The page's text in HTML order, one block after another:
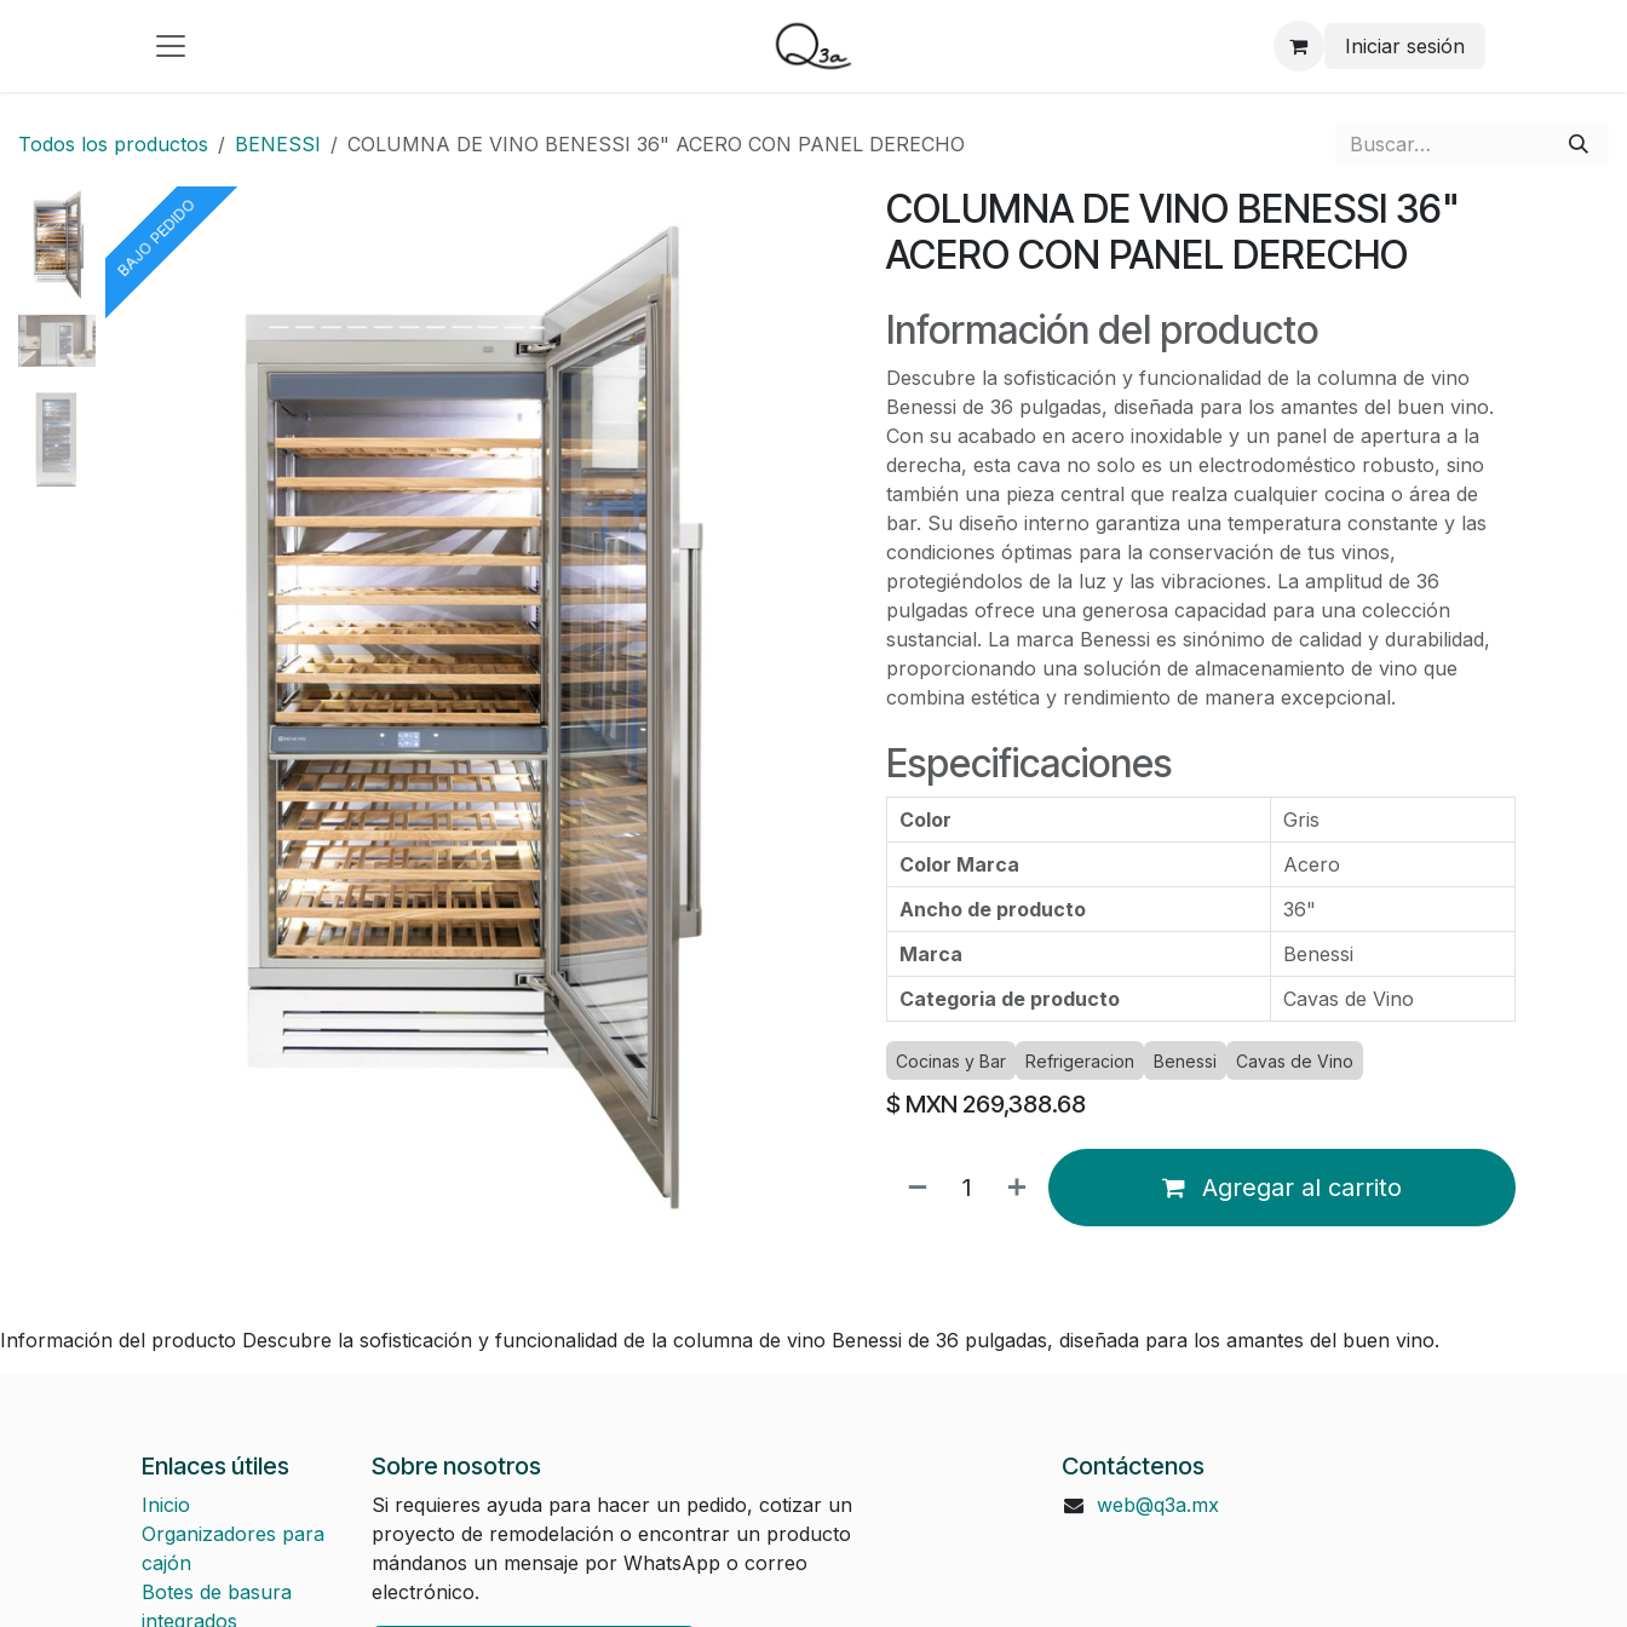
Iniciar sesión
Todos los productos BENESSI COLUMNA DE VINO BENESSI 36" ACERO CON PANEL DERECHO
BAJO PEDIDO
BAJO PEDIDO
COLUMNA DE VINO BENESSI 36"
ACERO CON PANEL DERECHO
Información del producto
Descubre la sofisticación y funcionalidad de la columna de vino
Benessi de 36 pulgadas, diseñada para los amantes del buen vino.
Con su acabado en acero inoxidable y un panel de apertura a la
derecha, esta cava no solo es un electrodoméstico robusto, sino
también una pieza central que realza cualquier cocina o área de
bar. Su diseño interno garantiza una temperatura constante y las
condiciones óptimas para la conservación de tus vinos,
protegiéndolos de la luz y las vibraciones. La amplitud de 36
pulgadas ofrece una generosa capacidad para una colección
sustancial. La marca Benessi es sinónimo de calidad y durabilidad,
proporcionando una solución de almacenamiento de vino que
combina estética y rendimiento de manera excepcional.
Especificaciones
Color
Gris
Color Marca
Acero
Ancho de producto
36"
Marca
Benessi
Categoria de producto
Cavas de Vino
Cocinas y Bar Refrigeracion Benessi Cavas de Vino
$ MXN 269,388.68
Agregar al carrito
Información del producto Descubre la sofisticación y funcionalidad de la columna de vino Benessi de 36 pulgadas, diseñada para los amantes del buen vino.
Enlaces útiles
Inicio
Organizadores para
cajón
Botes de basura
integrados
Sobre nosotros
Si requieres ayuda para hacer un pedido, cotizar un
proyecto de remodelación o encontrar un producto
mándanos un mensaje por WhatsApp o correo
electrónico.
Contáctenos
web@q3a.mx